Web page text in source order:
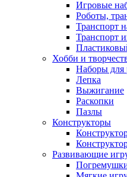
Игровые
Роботы,
Транспорт
Транспорт
Хобби и
Наборы для
Лепка
Выжигание
Раскопки
Пазлы
Конструкторы
Развивающие